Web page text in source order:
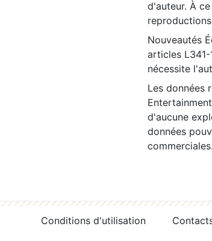
d'auteur. À
Nouveautés
articles
nécessite
Les données
d'aucune
données
commerciales.
Conditions d'utilisation